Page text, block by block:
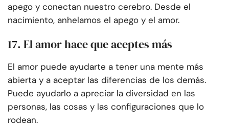
apego y conectan nuestro cerebro. Desde el
nacimiento, anhelamos el apego y el amor.
17. El amor hace que aceptes más
El amor puede ayudarte a tener una mente más
abierta y a aceptar las diferencias de los demás.
Puede ayudarlo a apreciar la diversidad en las
personas, las cosas y las configuraciones que lo
rodean.